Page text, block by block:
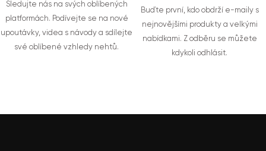
Sledujte nás na svých oblíbených
platformách. Podívejte se na nové
upoutávky, videa s návody a sdílejte
své oblíbené vzhledy nehtů.
Buďte první, kdo obdrží e-maily s
nejnovějšími produkty a velkými
nabídkami. Z odběru se můžete
kdykoli odhlásit.